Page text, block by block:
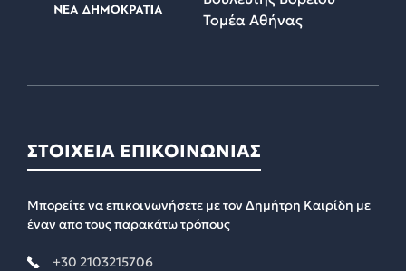
Τομέα Αθήνας
ΣΤΟΙΧΕΙΑ ΕΠΙΚΟΙΝΩΝΙΑΣ
Μπορείτε να επικοινωνήσετε με τον Δημήτρη Καιρίδη με
έναν απο τους παρακάτω τρόπους
+30 2103215706